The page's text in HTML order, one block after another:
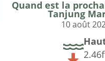
Quand est la
Tanjung
10 août